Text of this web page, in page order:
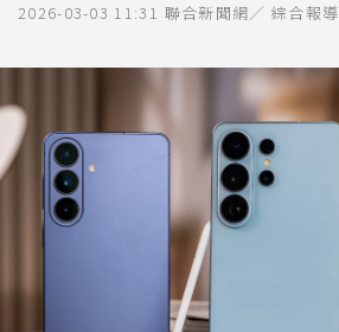
2026-03-03 11:31 聯合新聞網／ 綜合報導